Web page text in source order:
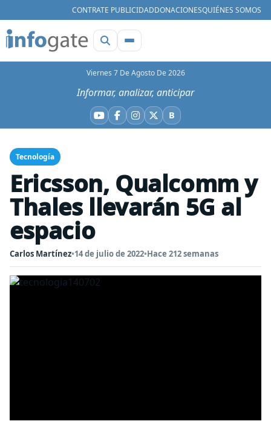
CONTRATE PUBLICIDADDONACIONESQUIÉNES SOMOS
Viernes 7 De Agosto De 2026
Informar, analizar, anticipar
YouTube
Facebook
Instagram
X BBluesky
Tecnología
Ericsson, Qualcomm y
Thales llevarán 5G al
espacio
Carlos Martínez•14 de julio de 2022•Hace 212 semanas